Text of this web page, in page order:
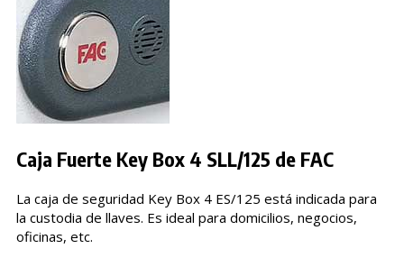
Caja Fuerte Key Box 4 SLL/125 de FAC
La caja de seguridad Key Box 4 ES/125 está indicada para
la custodia de llaves. Es ideal para domicilios, negocios,
oficinas, etc.